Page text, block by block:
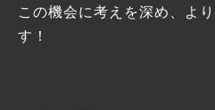
この機会に考えを深め、よ
す！